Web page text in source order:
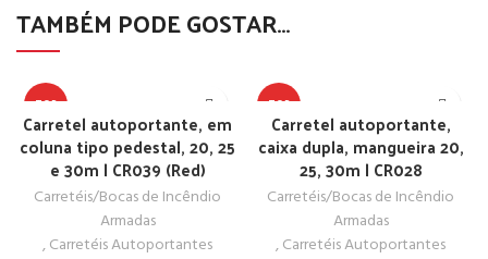
TAMBÉM PODE GOSTAR…
TOP
Carretel autoportante, em
coluna tipo pedestal, 20, 25
e 30m | CR039 (Red)
Carretéis/Bocas de Incêndio
Armadas
,Carretéis Autoportantes
TOP
Carretel autoportante,
caixa dupla, mangueira 20,
25, 30m | CR028
Carretéis/Bocas de Incêndio
Armadas
,Carretéis Autoportantes